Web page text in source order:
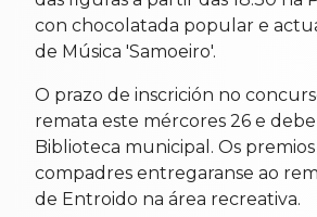
con chocolatada popular e
de Música 'Samoeiro'.
O prazo de inscrición no
remata este mércores 26 e
Biblioteca municipal. Os
compadres entregaranse ao
de Entroido na área recreativa.